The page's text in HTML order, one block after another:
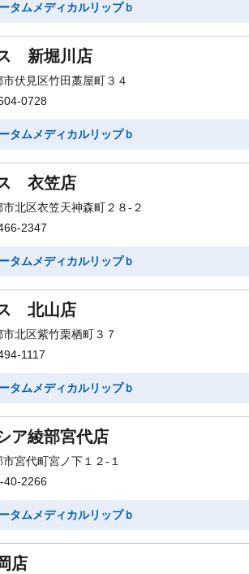
タムメディカルリップｂ
新堀川店
伏見区竹田藁屋町３４
0728
タムメディカルリップｂ
衣笠店
北区衣笠天神森町２８-２
2347
タムメディカルリップｂ
北山店
北区紫竹栗栖町３７
1117
タムメディカルリップｂ
ア綾部宮代店
宮代町宮ノ下１２-１
40-2266
タムメディカルリップｂ
店